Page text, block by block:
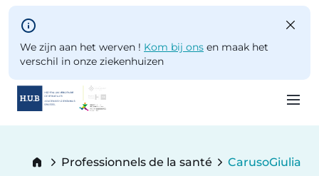
Skip to main content
We zijn aan het werven ! Kom bij ons en maak het
verschil in onze ziekenhuizen
Breadcrumb
Professionnels de la santé CarusoGiulia